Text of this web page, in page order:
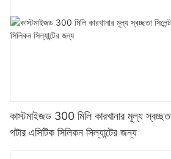
কাস্টমাইজড 300 মিলি কারখানার মূল্য
গটার এসিটিক সিলিকন সিল্যান্টের জন্য